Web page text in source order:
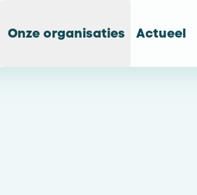
Onze organisaties Actueel